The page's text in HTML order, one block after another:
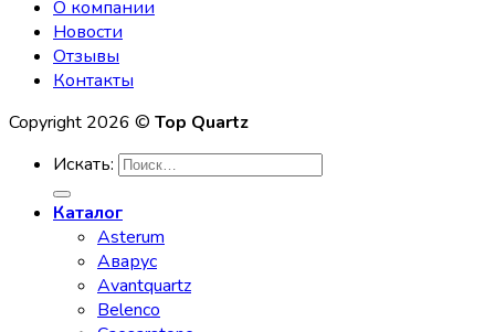
О компании
Новости
Отзывы
Контакты
Copyright 2026 © Top Quartz
Искать:
Каталог
Asterum
Аварус
Avantquartz
Belenco